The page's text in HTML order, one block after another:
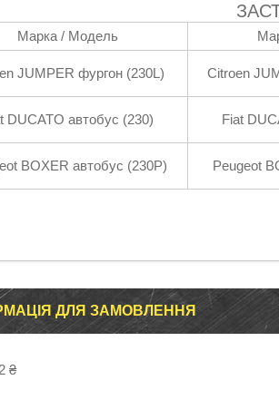
Марка / Модель
JUMPER фургон (230L) Citroen
DUCATO автобус (230) Fiat
BOXER автобус (230P) Peugeot
ДЛЯ ЗАМОВЛЕННЯ
₴